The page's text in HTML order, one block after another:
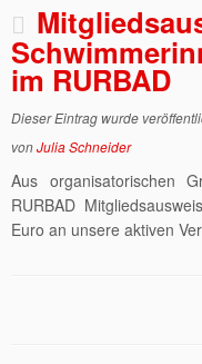
im RURBAD
Dieser Eintrag wurde
vonJulia Schneider
Aus organisatorischen
RURBAD
Euro an unsere aktiven